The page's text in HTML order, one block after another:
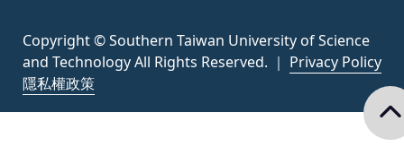
Copyright © Southern Taiwan University of Science
and Technology All Rights Reserved. ｜ Privacy Policy
隱私權政策